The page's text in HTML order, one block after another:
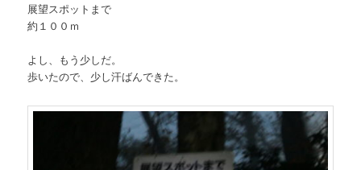
展望スポットまで
約１００ｍ
よし、もう少しだ。
歩いたので、少し汗ばんできた。